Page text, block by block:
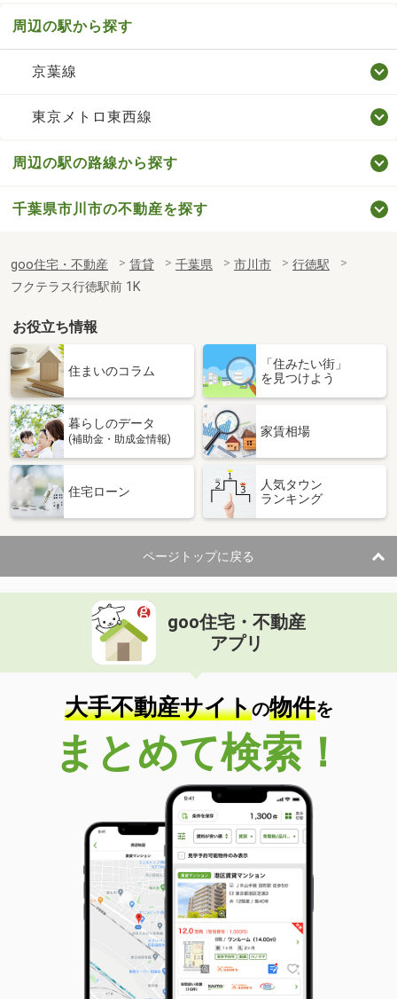
周辺の駅から探す
京葉線
東京メトロ東西線
周辺の駅の路線から探す
千葉県市川市の不動産を探す
goo住宅・不動産 賃貸 千葉県 市川市
行徳駅
フクテラス行徳駅前 1K
お役立ち情報
住まいのコラム
「住みたい街」
を見つけよう
暮らしのデータ
(補助金・助成金情報)
家賃相場
住宅ローン
人気タウン
ランキング
ページトップに戻る
goo住宅・不動産
アプリ
大手不動産サイトの物件を
まとめて検索！